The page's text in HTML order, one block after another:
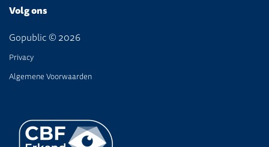
Volg ons
Gopublic © 2026
Privacy
Algemene Voorwaarden